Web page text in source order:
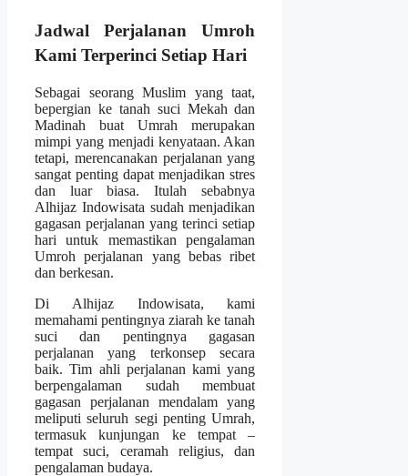
Jadwal Perjalanan Umroh
Kami Terperinci Setiap Hari
Sebagai seorang Muslim yang taat,
bepergian ke tanah suci Mekah dan
Madinah buat Umrah merupakan
mimpi yang menjadi kenyataan. Akan
tetapi, merencanakan perjalanan yang
sangat penting dapat menjadikan stres
dan luar biasa. Itulah sebabnya
Alhijaz Indowisata sudah menjadikan
gagasan perjalanan yang terinci setiap
hari untuk memastikan pengalaman
Umroh perjalanan yang bebas ribet
dan berkesan.
Di Alhijaz Indowisata, kami
memahami pentingnya ziarah ke tanah
suci dan pentingnya gagasan
perjalanan yang terkonsep secara
baik. Tim ahli perjalanan kami yang
berpengalaman sudah membuat
gagasan perjalanan mendalam yang
meliputi seluruh segi penting Umrah,
termasuk kunjungan ke tempat –
tempat suci, ceramah religius, dan
pengalaman budaya.